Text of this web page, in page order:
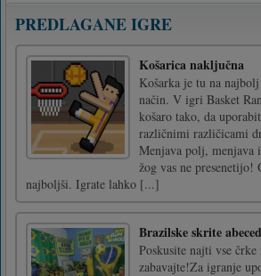
PREDLAGANE IGRE
Košarica naključna
Košarka je tu na
način. V igri Basket
košaro tako, da
različnimi različicami
Menjava polj, menjava
žog vas ne presenetijo!
najboljši. Igrate lahko [...]
Brazilske skrite
Poskusite najti vse
zabavajte!Za igranje